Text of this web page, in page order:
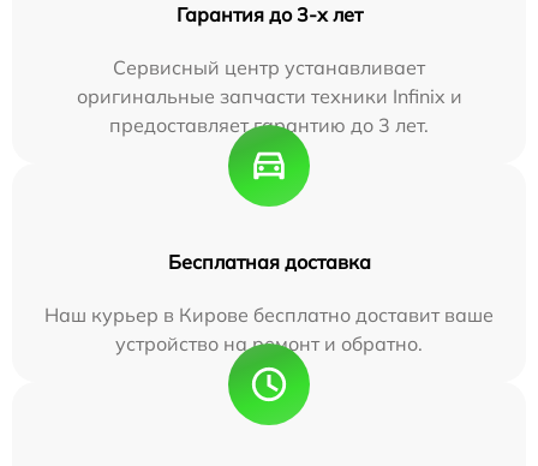
Гарантия до 3-х лет
Сервисный центр устанавливает
оригинальные запчасти техники Infinix и
предоставляет гарантию до 3 лет.
Бесплатная доставка
Наш курьер в Кирове бесплатно доставит ваше
устройство на ремонт и обратно.